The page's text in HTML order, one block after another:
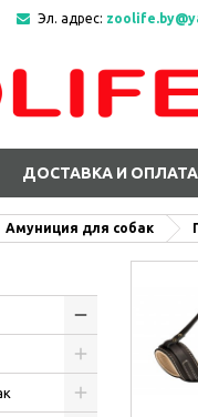
Эл. адрес:
ДОСТАВКА И ОПЛАТА
Амуниция для собак